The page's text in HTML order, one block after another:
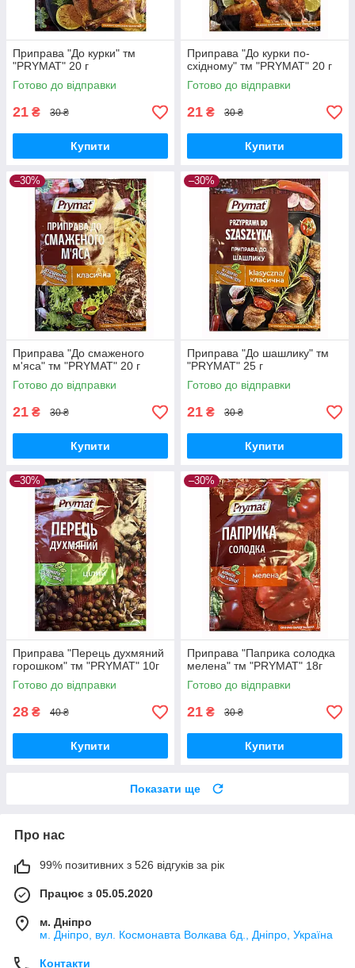
Приправа "До курки" тм
"PRYMAT" 20 г
Готово до відправки
21 ₴ 30 ₴
Купити
Приправа "До курки по-
східному" тм "PRYMAT" 20 г
Готово до відправки
21 ₴ 30 ₴
Купити
–30%
Приправа "До смаженого
м'яса" тм "PRYMAT" 20 г
Готово до відправки
21 ₴ 30 ₴
Купити
–30%
Приправа "До шашлику" тм
"PRYMAT" 25 г
Готово до відправки
21 ₴ 30 ₴
Купити
–30%
Приправа "Перець духмяний
горошком" тм "PRYMAT" 10г
Готово до відправки
28 ₴ 40 ₴
Купити
–30%
Приправа "Паприка солодка
мелена" тм "PRYMAT" 18г
Готово до відправки
21 ₴ 30 ₴
Купити
Показати ще
Про нас
99% позитивних з 526 відгуків за рік
Працює з 05.05.2020
м. Дніпро
м. Дніпро, вул. Космонавта Волкава 6д., Дніпро, Україна
Контакти